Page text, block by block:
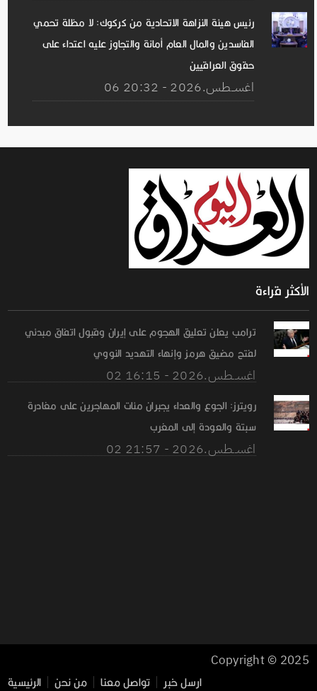
رئيس هيئة النزاهة الاتحادية من كركوك: لا مظلة تحمي
الفاسدين والمال العام أمانة والتجاوز عليه اعتداء على
حقوق العراقيين
06 اغســطس.2026 - 20:32
الأكثر قراءة
ترامب يعلن تعليق الهجوم على إيران وقبول اتفاق مبدئي
لفتح مضيق هرمز وإنهاء التهديد النووي
02 اغســطس.2026 - 16:15
رويترز: الجوع والعداء يجبران مئات المهاجرين على مغادرة
سبتة والعودة إلى المغرب
02 اغســطس.2026 - 21:57
Copyright © 2025
الرئيسية من نحن تواصل معنا ارسل خبر